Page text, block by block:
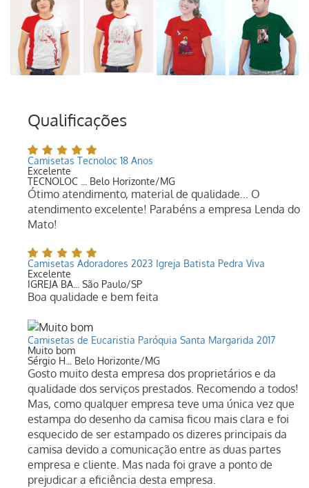
Qualificações
Camisetas Tecnoloc 18 Anos
Excelente
TECNOLOC ... Belo Horizonte/MG
Ótimo atendimento, material de qualidade... O
atendimento excelente! Parabéns a empresa Lenda do
Mato!
Camisetas Adoradores 2023 Igreja Batista Pedra Viva
Excelente
IGREJA BA... São Paulo/SP
Boa qualidade e bem feita
Camisetas de Eucaristia Paróquia Santa Margarida 2017
Muito bom
Sérgio H... Belo Horizonte/MG
Gosto muito desta empresa dos proprietários e da
qualidade dos serviços prestados. Recomendo a todos!
Mas, como qualquer empresa teve uma única vez que
estampa do desenho da camisa ficou mais clara e foi
esquecido de ser estampado os dizeres principais da
camisa devido a comunicação entre as duas partes
empresa e cliente. Mas nada foi grave a ponto de
prejudicar a eficiência desta empresa.